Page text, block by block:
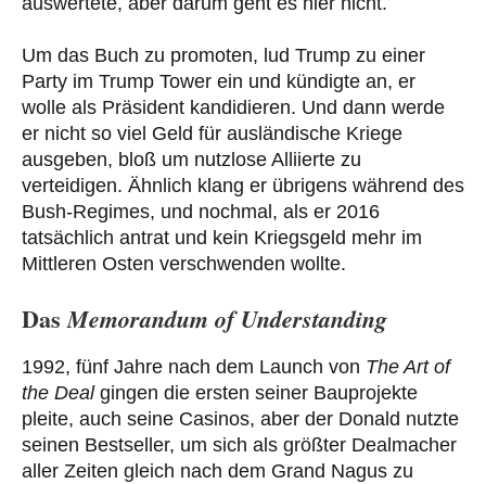
Um das Buch zu promoten, lud Trump zu einer
Party im Trump Tower ein und kündigte an, er
wolle als Präsident kandidieren. Und dann werde
er nicht so viel Geld für ausländische Kriege
ausgeben, bloß um nutzlose Alliierte zu
verteidigen. Ähnlich klang er übrigens während des
Bush-Regimes, und nochmal, als er 2016
tatsächlich antrat und kein Kriegsgeld mehr im
Mittleren Osten verschwenden wollte.
DasMemorandum of Understanding
1992, fünf Jahre nach dem Launch von The Art of
the Dealgingen die ersten seiner Bauprojekte
pleite, auch seine Casinos, aber der Donald nutzte
seinen Bestseller, um sich als größter Dealmacher
aller Zeiten gleich nach dem Grand Nagus zu